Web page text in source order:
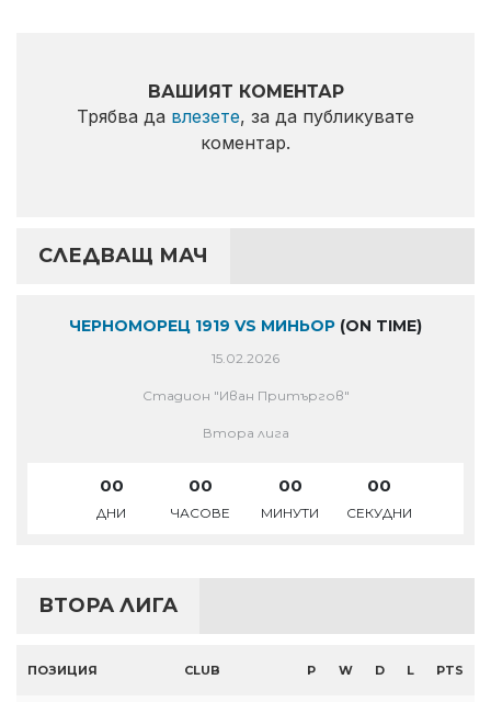
ВАШИЯТ КОМЕНТАР
Трябва да влезете, за да публикувате
коментар.
СЛЕДВАЩ МАЧ
ЧЕРНОМОРЕЦ 1919 VS МИНЬОР (ON TIME)
15.02.2026
Стадион "Иван Притъргов"
Втора лига
00
ДНИ
00
ЧАСОВЕ
00
МИНУТИ
00
СЕКУДНИ
ВТОРА ЛИГА
ПОЗИЦИЯ CLUB P W D L PTS